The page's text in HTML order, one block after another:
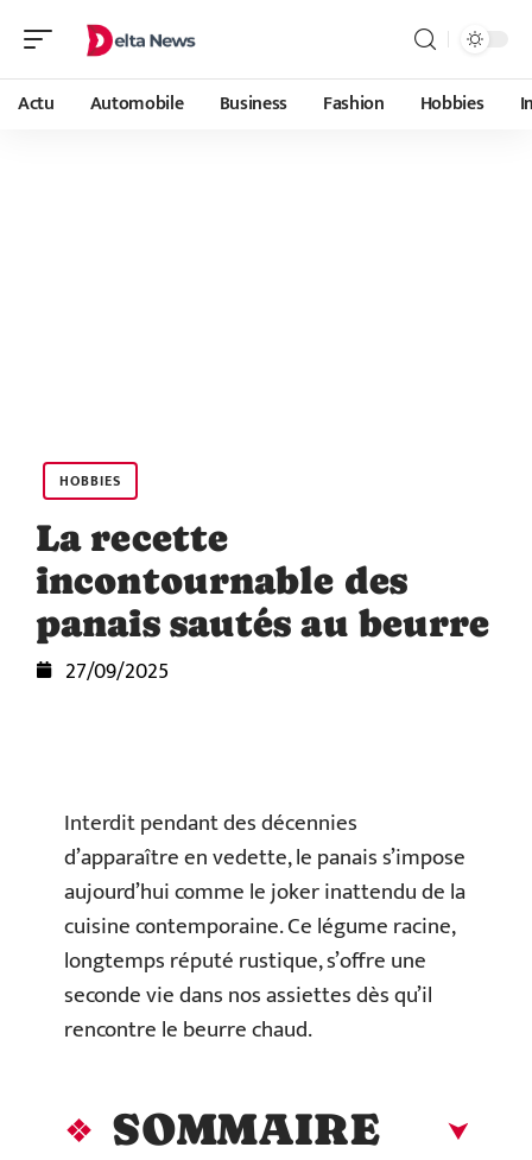
Actu Automobile Business Fashion Hobbies
HOBBIES
La recette
incontournable des
panais sautés au beurre
27/09/2025
Interdit pendant des décennies
d’apparaître en vedette, le panais s’impose
aujourd’hui comme le joker inattendu de la
cuisine contemporaine. Ce légume racine,
longtemps réputé rustique, s’offre une
seconde vie dans nos assiettes dès qu’il
rencontre le beurre chaud.
SOMMAIRE